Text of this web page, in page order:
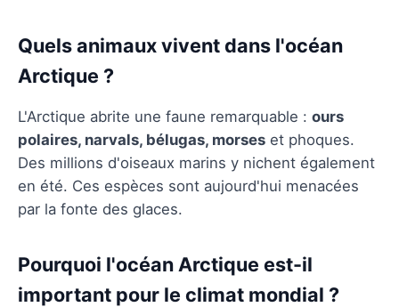
Quels animaux vivent dans l'océan
Arctique ?
L'Arctique abrite une faune remarquable : ours
polaires, narvals, bélugas, morses et phoques.
Des millions d'oiseaux marins y nichent également
en été. Ces espèces sont aujourd'hui menacées
par la fonte des glaces.
Pourquoi l'océan Arctique est-il
important pour le climat mondial ?